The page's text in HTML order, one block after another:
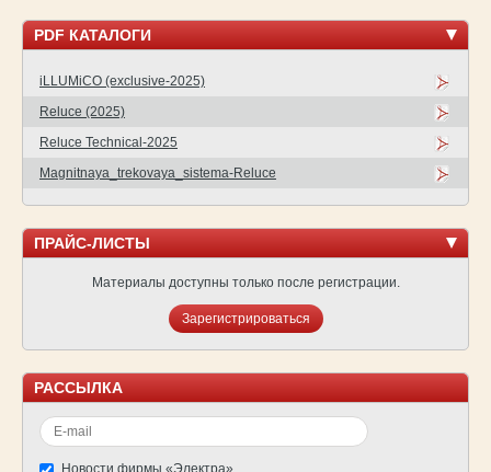
PDF КАТАЛОГИ
iLLUMiCO (exclusive-2025)
Reluce (2025)
Reluce Technical-2025
Magnitnaya_trekovaya_sistema-Reluce
ПРАЙС-ЛИСТЫ
Материалы доступны только после регистрации.
Зарегистрироваться
РАССЫЛКА
Новости фирмы «Электра»